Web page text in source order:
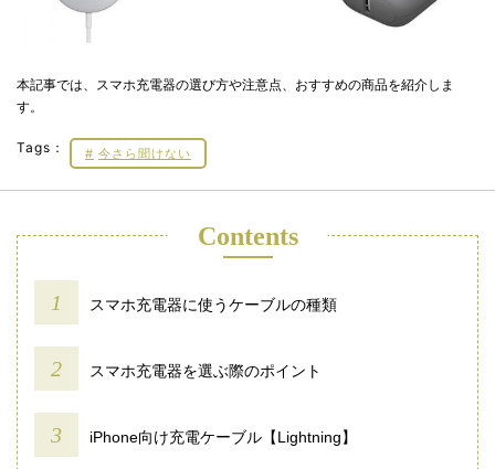
本記事では、スマホ充電器の選び方や注意点、おすすめの商品を紹介しま
す。
Tags： 今さら聞けない
Contents
スマホ充電器に使うケーブルの種類
スマホ充電器を選ぶ際のポイント
iPhone向け充電ケーブル【Lightning】